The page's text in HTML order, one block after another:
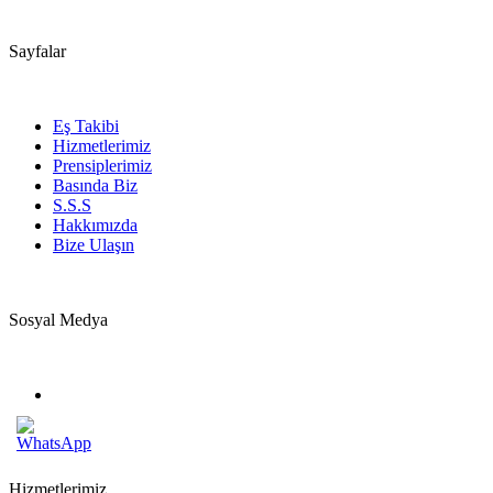
Sayfalar
Eş Takibi
Hizmetlerimiz
Prensiplerimiz
Basında Biz
S.S.S
Hakkımızda
Bize Ulaşın
Sosyal Medya
Hizmetlerimiz